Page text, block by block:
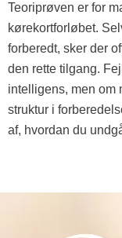
Teoriprøven er for
kørekortforløbet.
forberedt, sker der
den rette tilgang.
intelligens, men om
struktur i
af, hvordan du